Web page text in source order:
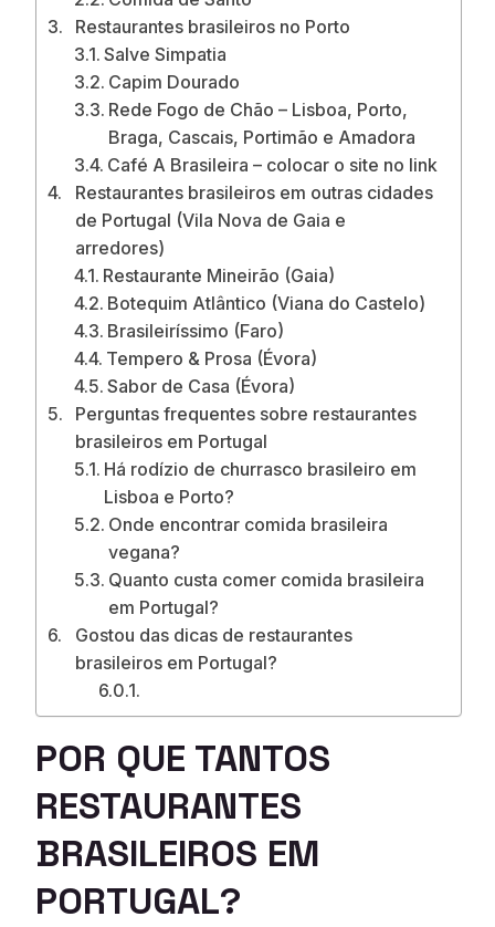
Restaurantes brasileiros no Porto
Salve Simpatia
Capim Dourado
Rede Fogo de Chão – Lisboa, Porto,
Braga, Cascais, Portimão e Amadora
Café A Brasileira – colocar o site no link
Restaurantes brasileiros em outras cidades
de Portugal (Vila Nova de Gaia e
arredores)
Restaurante Mineirão (Gaia)
Botequim Atlântico (Viana do Castelo)
Brasileiríssimo (Faro)
Tempero & Prosa (Évora)
Sabor de Casa (Évora)
Perguntas frequentes sobre restaurantes
brasileiros em Portugal
Há rodízio de churrasco brasileiro em
Lisboa e Porto?
Onde encontrar comida brasileira
vegana?
Quanto custa comer comida brasileira
em Portugal?
Gostou das dicas de restaurantes
brasileiros em Portugal?
POR QUE TANTOS
RESTAURANTES
BRASILEIROS EM
PORTUGAL?